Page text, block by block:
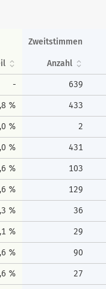
Zweitstimmen
Anzahl
- 639
% 433
% 2
% 431
% 103
% 129
% 36
% 29
% 90
% 27